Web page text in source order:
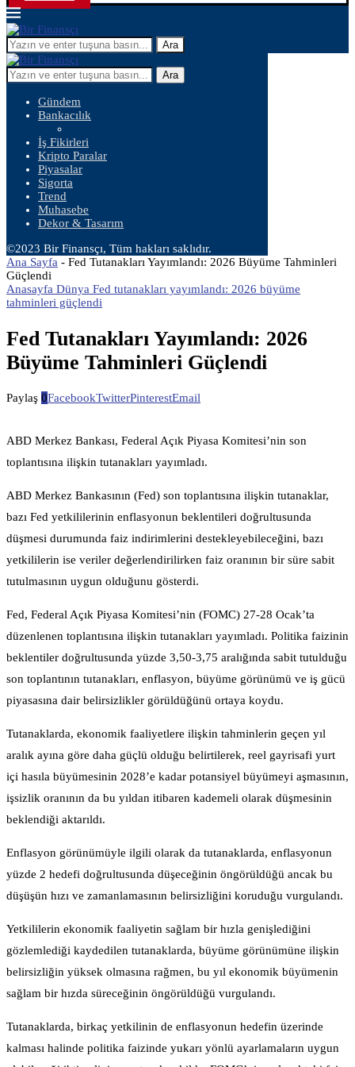
Ara
Ara
Gündem
Bankacılık
İş Fikirleri
Kripto Paralar
Piyasalar
Sigorta
Trend
Muhasebe
Dekor & Tasarım
©2023 Bir Finansçı, Tüm hakları saklıdır.
Ana Sayfa - Fed Tutanakları Yayımlandı: 2026 Büyüme Tahminleri
Güçlendi
Anasayfa Dünya Fed tutanakları yayımlandı: 2026 büyüme
tahminleri güçlendi
Fed Tutanakları Yayımlandı: 2026
Büyüme Tahminleri Güçlendi
Paylaş 0FacebookTwitterPinterestEmail
ABD Merkez Bankası, Federal Açık Piyasa Komitesi’nin son
toplantısına ilişkin tutanakları yayımladı.
ABD Merkez Bankasının (Fed) son toplantısına ilişkin tutanaklar,
bazı Fed yetkililerinin enflasyonun beklentileri doğrultusunda
düşmesi durumunda faiz indirimlerini destekleyebileceğini, bazı
yetkililerin ise veriler değerlendirilirken faiz oranının bir süre sabit
tutulmasının uygun olduğunu gösterdi.
Fed, Federal Açık Piyasa Komitesi’nin (FOMC) 27-28 Ocak’ta
düzenlenen toplantısına ilişkin tutanakları yayımladı. Politika faizinin
beklentiler doğrultusunda yüzde 3,50-3,75 aralığında sabit tutulduğu
son toplantının tutanakları, enflasyon, büyüme görünümü ve iş gücü
piyasasına dair belirsizlikler görüldüğünü ortaya koydu.
Tutanaklarda, ekonomik faaliyetlere ilişkin tahminlerin geçen yıl
aralık ayına göre daha güçlü olduğu belirtilerek, reel gayrisafi yurt
içi hasıla büyümesinin 2028’e kadar potansiyel büyümeyi aşmasının,
işsizlik oranının da bu yıldan itibaren kademeli olarak düşmesinin
beklendiği aktarıldı.
Enflasyon görünümüyle ilgili olarak da tutanaklarda, enflasyonun
yüzde 2 hedefi doğrultusunda düşeceğinin öngörüldüğü ancak bu
düşüşün hızı ve zamanlamasının belirsizliğini koruduğu vurgulandı.
Yetkililerin ekonomik faaliyetin sağlam bir hızla genişlediğini
gözlemlediği kaydedilen tutanaklarda, büyüme görünümüne ilişkin
belirsizliğin yüksek olmasına rağmen, bu yıl ekonomik büyümenin
sağlam bir hızda süreceğinin öngörüldüğü vurgulandı.
Tutanaklarda, birkaç yetkilinin de enflasyonun hedefin üzerinde
kalması halinde politika faizinde yukarı yönlü ayarlamaların uygun